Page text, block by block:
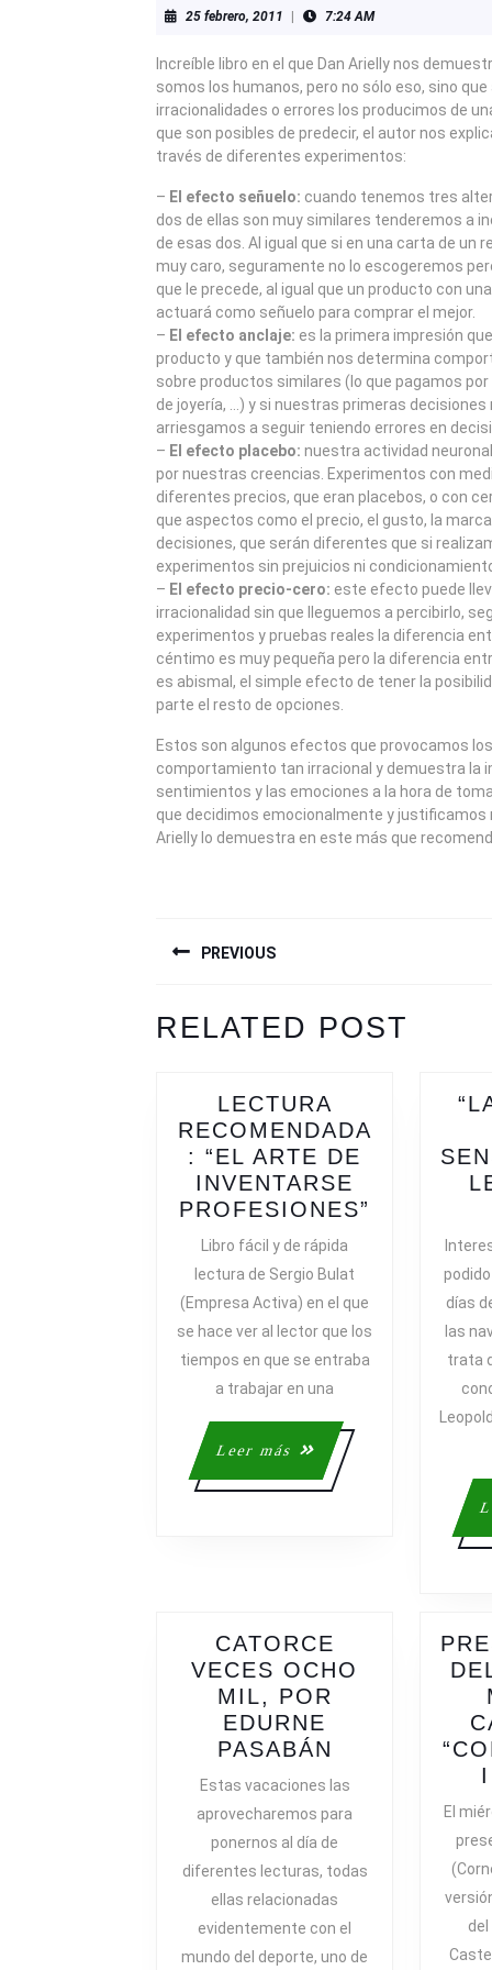
25 febrero, 2011 25
2011
7:24 AM
Increíble libro en el que Dan Arielly nos
somos los humanos, pero no sólo eso, sino
irracionalidades o errores los producimos de
que son posibles de predecir, el autor nos
través de diferentes experimentos:
– El efecto señuelo: cuando tenemos tres
dos de ellas son muy similares tenderemos a
de esas dos. Al igual que si en una carta de un
muy caro, seguramente no lo escogeremos
que le precede, al igual que un producto con
actuará como señuelo para comprar el mejor.
– El efecto anclaje: es la primera impresión
producto y que también nos determina
sobre productos similares (lo que pagamos
de joyería, …) y si nuestras primeras
arriesgamos a seguir teniendo errores en
– El efecto placebo: nuestra actividad
por nuestras creencias. Experimentos con
diferentes precios, que eran placebos, o con
que aspectos como el precio, el gusto, la
decisiones, que serán diferentes que si
experimentos sin prejuicios ni
– El efecto precio-cero: este efecto puede
irracionalidad sin que lleguemos a percibirlo,
experimentos y pruebas reales la diferencia
céntimo es muy pequeña pero la diferencia
es abismal, el simple efecto de tener la
parte el resto de opciones.
Estos son algunos efectos que provocamos
comportamiento tan irracional y demuestra la
sentimientos y las emociones a la hora de
que decidimos emocionalmente y justificamos
Arielly lo demuestra en este más que
DE
ENTRADAS
PREVIOUS
post:
RELATED POST
LECTURA
RECOMENDADA
: “EL ARTE DE
INVENTARSE
PROFESIONES”
Libro fácil y de rápida
lectura de Sergio Bulat
(Empresa Activa) en el que
se hace ver al lector que los
tiempos en que se entraba
a trabajar en una
Leer más
Leer
más
días
las
trata
CATORCE
VECES OCHO
MIL, POR
EDURNE
PASABÁN CATORCE
VECES
MIL,
POR
EDURNE
PASABÁN
Estas vacaciones las
aprovecharemos para
ponernos al día de
diferentes lecturas, todas
ellas relacionadas
evidentemente con el
mundo del deporte, uno de
El